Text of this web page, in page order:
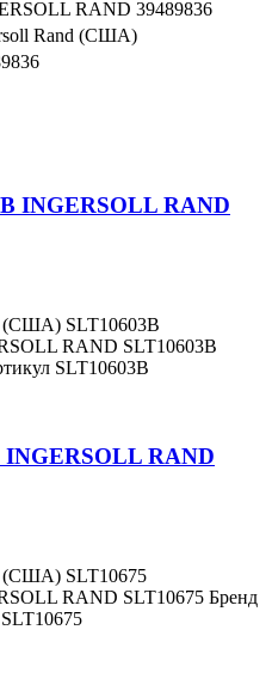
RAND 39489836
Rand (США)
INGERSOLL RAND
(США) SLT10603B
RAND SLT10603B
SLT10603B
INGERSOLL RAND
(США) SLT10675
RAND SLT10675 Бренд